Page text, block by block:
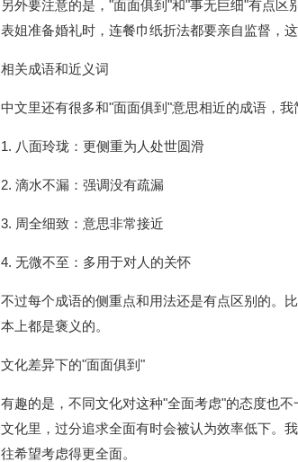
另外要注意的是，"面面俱到"和"事无巨细"有点
表姐准备婚礼时，连餐巾纸折法都要亲自监督，
相关成语和近义词
中文里还有很多和"面面俱到"意思相近的成语，我
1. 八面玲珑：更侧重为人处世圆滑
2. 滴水不漏：强调没有疏漏
3. 周全细致：意思非常接近
4. 无微不至：多用于对人的关怀
不过每个成语的侧重点和用法还是有点区别的。
本上都是褒义的。
文化差异下的"面面俱到"
有趣的是，不同文化对这种"全面考虑"的态度也
文化里，过分追求全面有时会被认为效率低下。
往希望考虑得更全面。